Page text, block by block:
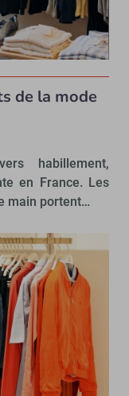
de la mode
habillement,
en France. Les
main portent…